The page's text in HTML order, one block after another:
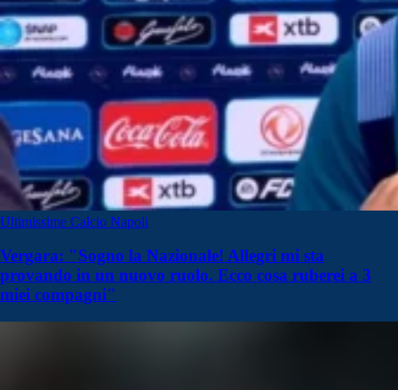
Ultimissime Calcio Napoli
Vergara: "Sogno la Nazionale! Allegri mi sta
provando in un nuovo ruolo. Ecco cosa ruberei a 3
miei compagni"